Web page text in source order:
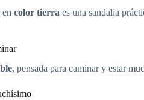
en color tierra es una sandalia
, pensada para caminar y estar